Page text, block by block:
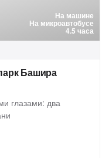
На машине
На микроавтобусе
4.5 часа
Башира
глазами: два